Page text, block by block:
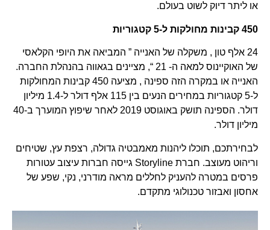
או ליתר דיוק לשוט בעולם.
450 קבינות מחולקות ל-5 קטגוריות
24 אלף טון , משקלה של האנייה ” המביאה את היופי הקלאסי
של האוקיינוס למאה ה- 21 “, מציינים בגאווה בהנהלת החברה.
האנייה או במקרה הזה ספינה , מציעה 450 קבינות המחולקות
ל-5 קטגוריות במחירים הנעים בין 115 אלף דולר ל-1.4 מיליון
דולר. הספינה תושק באוגוסט 2019 לאחר שיפוץ המוערך ב-40
מיליון דולר.
לבחירתכם, תוכלו ליהנות מאמבטיה גדולה, רצפת עץ, שטיחים
וריהוט מעוצב. חברת Storyline גייסה חברות עיצוב עטורות
פרסים במטרה להעניק לחללים מראה מודרני, נקי, שפע של
אחסון ואבזור טכנולוגי מתקדם.